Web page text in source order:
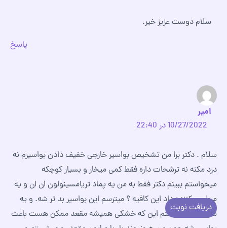
سلام دوست عزیز خیر.
پاسخ
امیر
10/27/2022 در 22:40
سلام . دکتر برا من تشخیص بواسیر خارجی خفیف دادن بواسیرم نه
درد مکنه نه ترشحات داره فقط کمی میخار و بسیار کوچکه
میخواستم ببینم دکتر فقط به من یه پماد تریامسینولون ان ان و یه
مرطوب کننده داد این کافیه ؟ میترسم این بواسیر بد تر شه. و یه
سوال دیگه داشتم این که خشکی همیشه مقعد ممکن هست باعث
دریافت نوبت